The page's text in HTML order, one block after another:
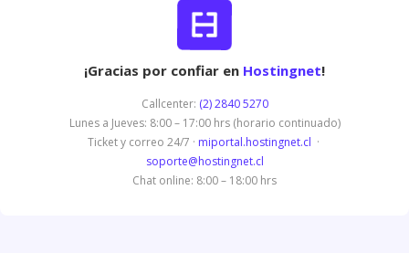
¡Gracias por confiar en Hostingnet!
Callcenter: (2) 2840 5270
Lunes a Jueves: 8:00 – 17:00 hrs (horario continuado)
Ticket y correo 24/7 · miportal.hostingnet.cl ·
soporte@hostingnet.cl
Chat online: 8:00 – 18:00 hrs